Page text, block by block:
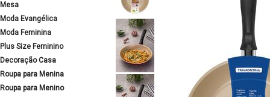
Mesa
Moda Evangélica
Moda Feminina
Plus Size Feminino
Decoração Casa
Roupa para Menina
Roupa para Menino